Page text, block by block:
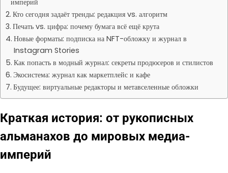
Кто сегодня задаёт тренды: редакция vs. алгоритм
Печать vs. цифра: почему бумага всё ещё крута
Новые форматы: подписка на NFT-обложку и журнал в
Instagram Stories
Как попасть в модный журнал: секреты продюсеров и стилистов
Экосистема: журнал как маркетплейс и кафе
Будущее: виртуальные редакторы и метавселенные обложки
Краткая история: от рукописных
альманахов до мировых медиа-
империй